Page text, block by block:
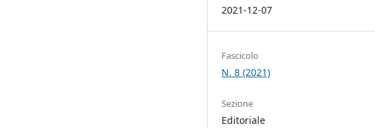
2021-12-07
Fascicolo
N. 8 (2021)
Sezione
Editoriale